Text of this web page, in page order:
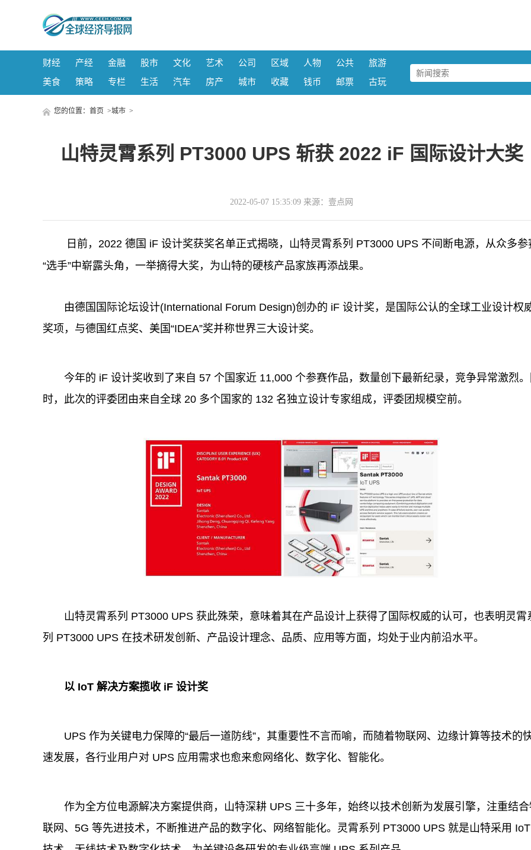
财经 产经 金融 股市 文化 艺术 公司 区域 人物 公共
旅游
美食
策略 专栏 生活 汽车 房产 城市 收藏 钱币 邮票 古玩
您的位置： 首页 >城市 >
山特灵霄系列 PT3000 UPS 斩获 2022 iF 国际设计大奖
2022-05-07 15:35:09 来源：壹点网
日前，2022 德国 iF 设计奖获奖名单正式揭晓，山特灵霄系列 PT3000 UPS 不间断电源，从众多参
“选手”中崭露头角，一举摘得大奖，为山特的硬核产品家族再添战果。
由德国国际论坛设计(International Forum Design)创办的 iF 设计奖，是国际公认的全球工业设计权
奖项，与德国红点奖、美国“IDEA”奖并称世界三大设计奖。
今年的 iF 设计奖收到了来自 57 个国家近 11,000 个参赛作品，数量创下最新纪录，竞争异常激烈。
时，此次的评委团由来自全球 20 多个国家的 132 名独立设计专家组成，评委团规模空前。
山特灵霄系列 PT3000 UPS 获此殊荣，意味着其在产品设计上获得了国际权威的认可，也表明灵霄
列 PT3000 UPS 在技术研发创新、产品设计理念、品质、应用等方面，均处于业内前沿水平。
以 IoT 解决方案揽收 iF 设计奖
UPS 作为关键电力保障的“最后一道防线”，其重要性不言而喻，而随着物联网、边缘计算等技术的
速发展，各行业用户对 UPS 应用需求也愈来愈网络化、数字化、智能化。
作为全方位电源解决方案提供商，山特深耕 UPS 三十多年，始终以技术创新为发展引擎，注重结合
联网、5G 等先进技术，不断推进产品的数字化、网络智能化。灵霄系列 PT3000 UPS 就是山特采用 IoT